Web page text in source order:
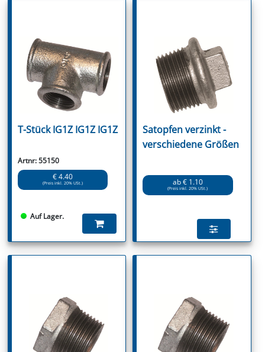
T-Stück IG1Z IG1Z IG1Z
Artnr: 55150
€ 4.40
(Preis inkl. 20% USt.)
Auf Lager.
Satopfen verzinkt -
verschiedene Größen
ab € 1.10
(Preis inkl. 20% USt.)